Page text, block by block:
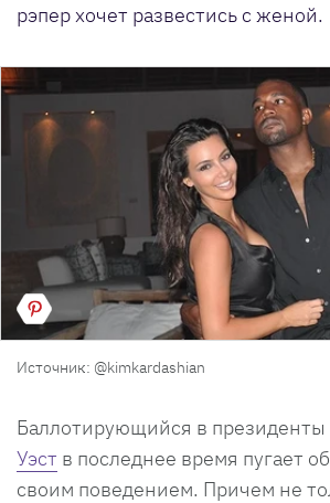
рэпер хочет развестись с женой.
Источник: @kimkardashian
Баллотирующийся в
Уэст в последнее время пугает
своим поведением. Причем не